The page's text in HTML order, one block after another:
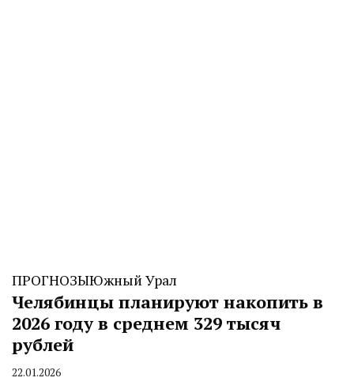
ПРОГНОЗЫЮжный Урал
Челябинцы планируют накопить в
2026 году в среднем 329 тысяч
рублей
By
22.01.2026